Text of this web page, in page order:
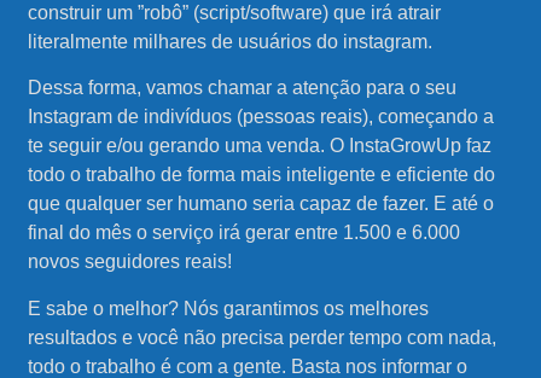
construir um ”robô” (script/software) que irá atrair
literalmente milhares de usuários do instagram.
Dessa forma, vamos chamar a atenção para o seu
Instagram de indivíduos (pessoas reais), começando a
te seguir e/ou gerando uma venda. O InstaGrowUp faz
todo o trabalho de forma mais inteligente e eficiente do
que qualquer ser humano seria capaz de fazer. E até o
final do mês o serviço irá gerar entre 1.500 e 6.000
novos seguidores reais!
E sabe o melhor? Nós garantimos os melhores
resultados e você não precisa perder tempo com nada,
todo o trabalho é com a gente. Basta nos informar o